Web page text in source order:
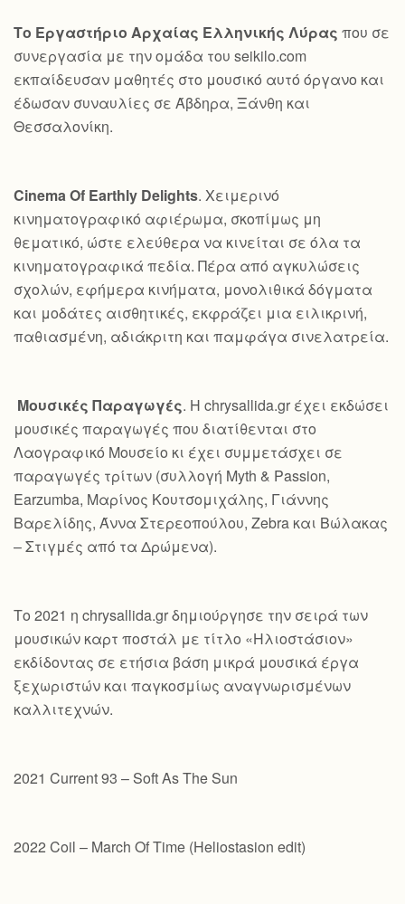
Το Εργαστήριο Αρχαίας Ελληνικής Λύρας που σε
συνεργασία με την ομάδα του seikilo.com
εκπαίδευσαν μαθητές στο μουσικό αυτό όργανο και
έδωσαν συναυλίες σε Άβδηρα, Ξάνθη και
Θεσσαλονίκη.
Cinema Of Earthly Delights. Χειμερινό
κινηματογραφικό αφιέρωμα, σκοπίμως μη
θεματικό, ώστε ελεύθερα να κινείται σε όλα τα
κινηματογραφικά πεδία. Πέρα από αγκυλώσεις
σχολών, εφήμερα κινήματα, μονολιθικά δόγματα
και μοδάτες αισθητικές, εκφράζει μια ειλικρινή,
παθιασμένη, αδιάκριτη και παμφάγα σινελατρεία.
Μουσικές Παραγωγές. Η chrysallida.gr έχει εκδώσει
μουσικές παραγωγές που διατίθενται στο
Λαογραφικό Μουσείο κι έχει συμμετάσχει σε
παραγωγές τρίτων (συλλογή Myth & Passion,
Earzumba, Μαρίνος Κουτσομιχάλης, Γιάννης
Βαρελίδης, Άννα Στερεοπούλου, Zebra και Βώλακας
– Στιγμές από τα Δρώμενα).
Το 2021 η chrysallida.gr δημιούργησε την σειρά των
μουσικών καρτ ποστάλ με τίτλο «Ηλιοστάσιον»
εκδίδοντας σε ετήσια βάση μικρά μουσικά έργα
ξεχωριστών και παγκοσμίως αναγνωρισμένων
καλλιτεχνών.
2021 Current 93 – Soft As The Sun
2022 Coil – March Of Time (Heliostasion edit)